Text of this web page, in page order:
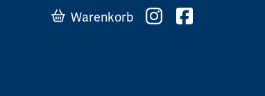
Warenkorb